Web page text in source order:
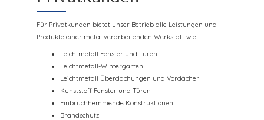
Für Privatkunden bietet unser Betrieb alle Leistungen und
Produkte einer metallverarbeitenden Werkstatt wie:
Leichtmetall Fenster und Türen
Leichtmetall-Wintergärten
Leichtmetall Überdachungen und Vordächer
Kunststoff Fenster und Türen
Einbruchhemmende Konstruktionen
Brandschutz